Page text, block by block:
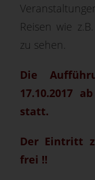
Reisen wie
zu sehen.
Die
17.10.2017
statt.
Der Eintritt
frei !!